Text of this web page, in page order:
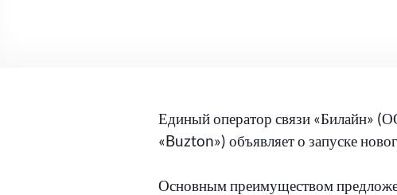
Единый оператор связи
«Buzton») объявляет о запуске
Основным преимуществом